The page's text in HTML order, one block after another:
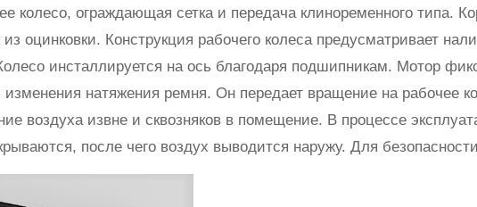
колесо, ограждающая сетка и передача клиноременного типа.
из оцинковки. Конструкция рабочего колеса предусматривает
инсталлируется на ось благодаря подшипникам. Мотор
натяжения ремня. Он передает вращение на рабочее
воздуха извне и сквозняков в помещение. В процессе
после чего воздух выводится наружу. Для